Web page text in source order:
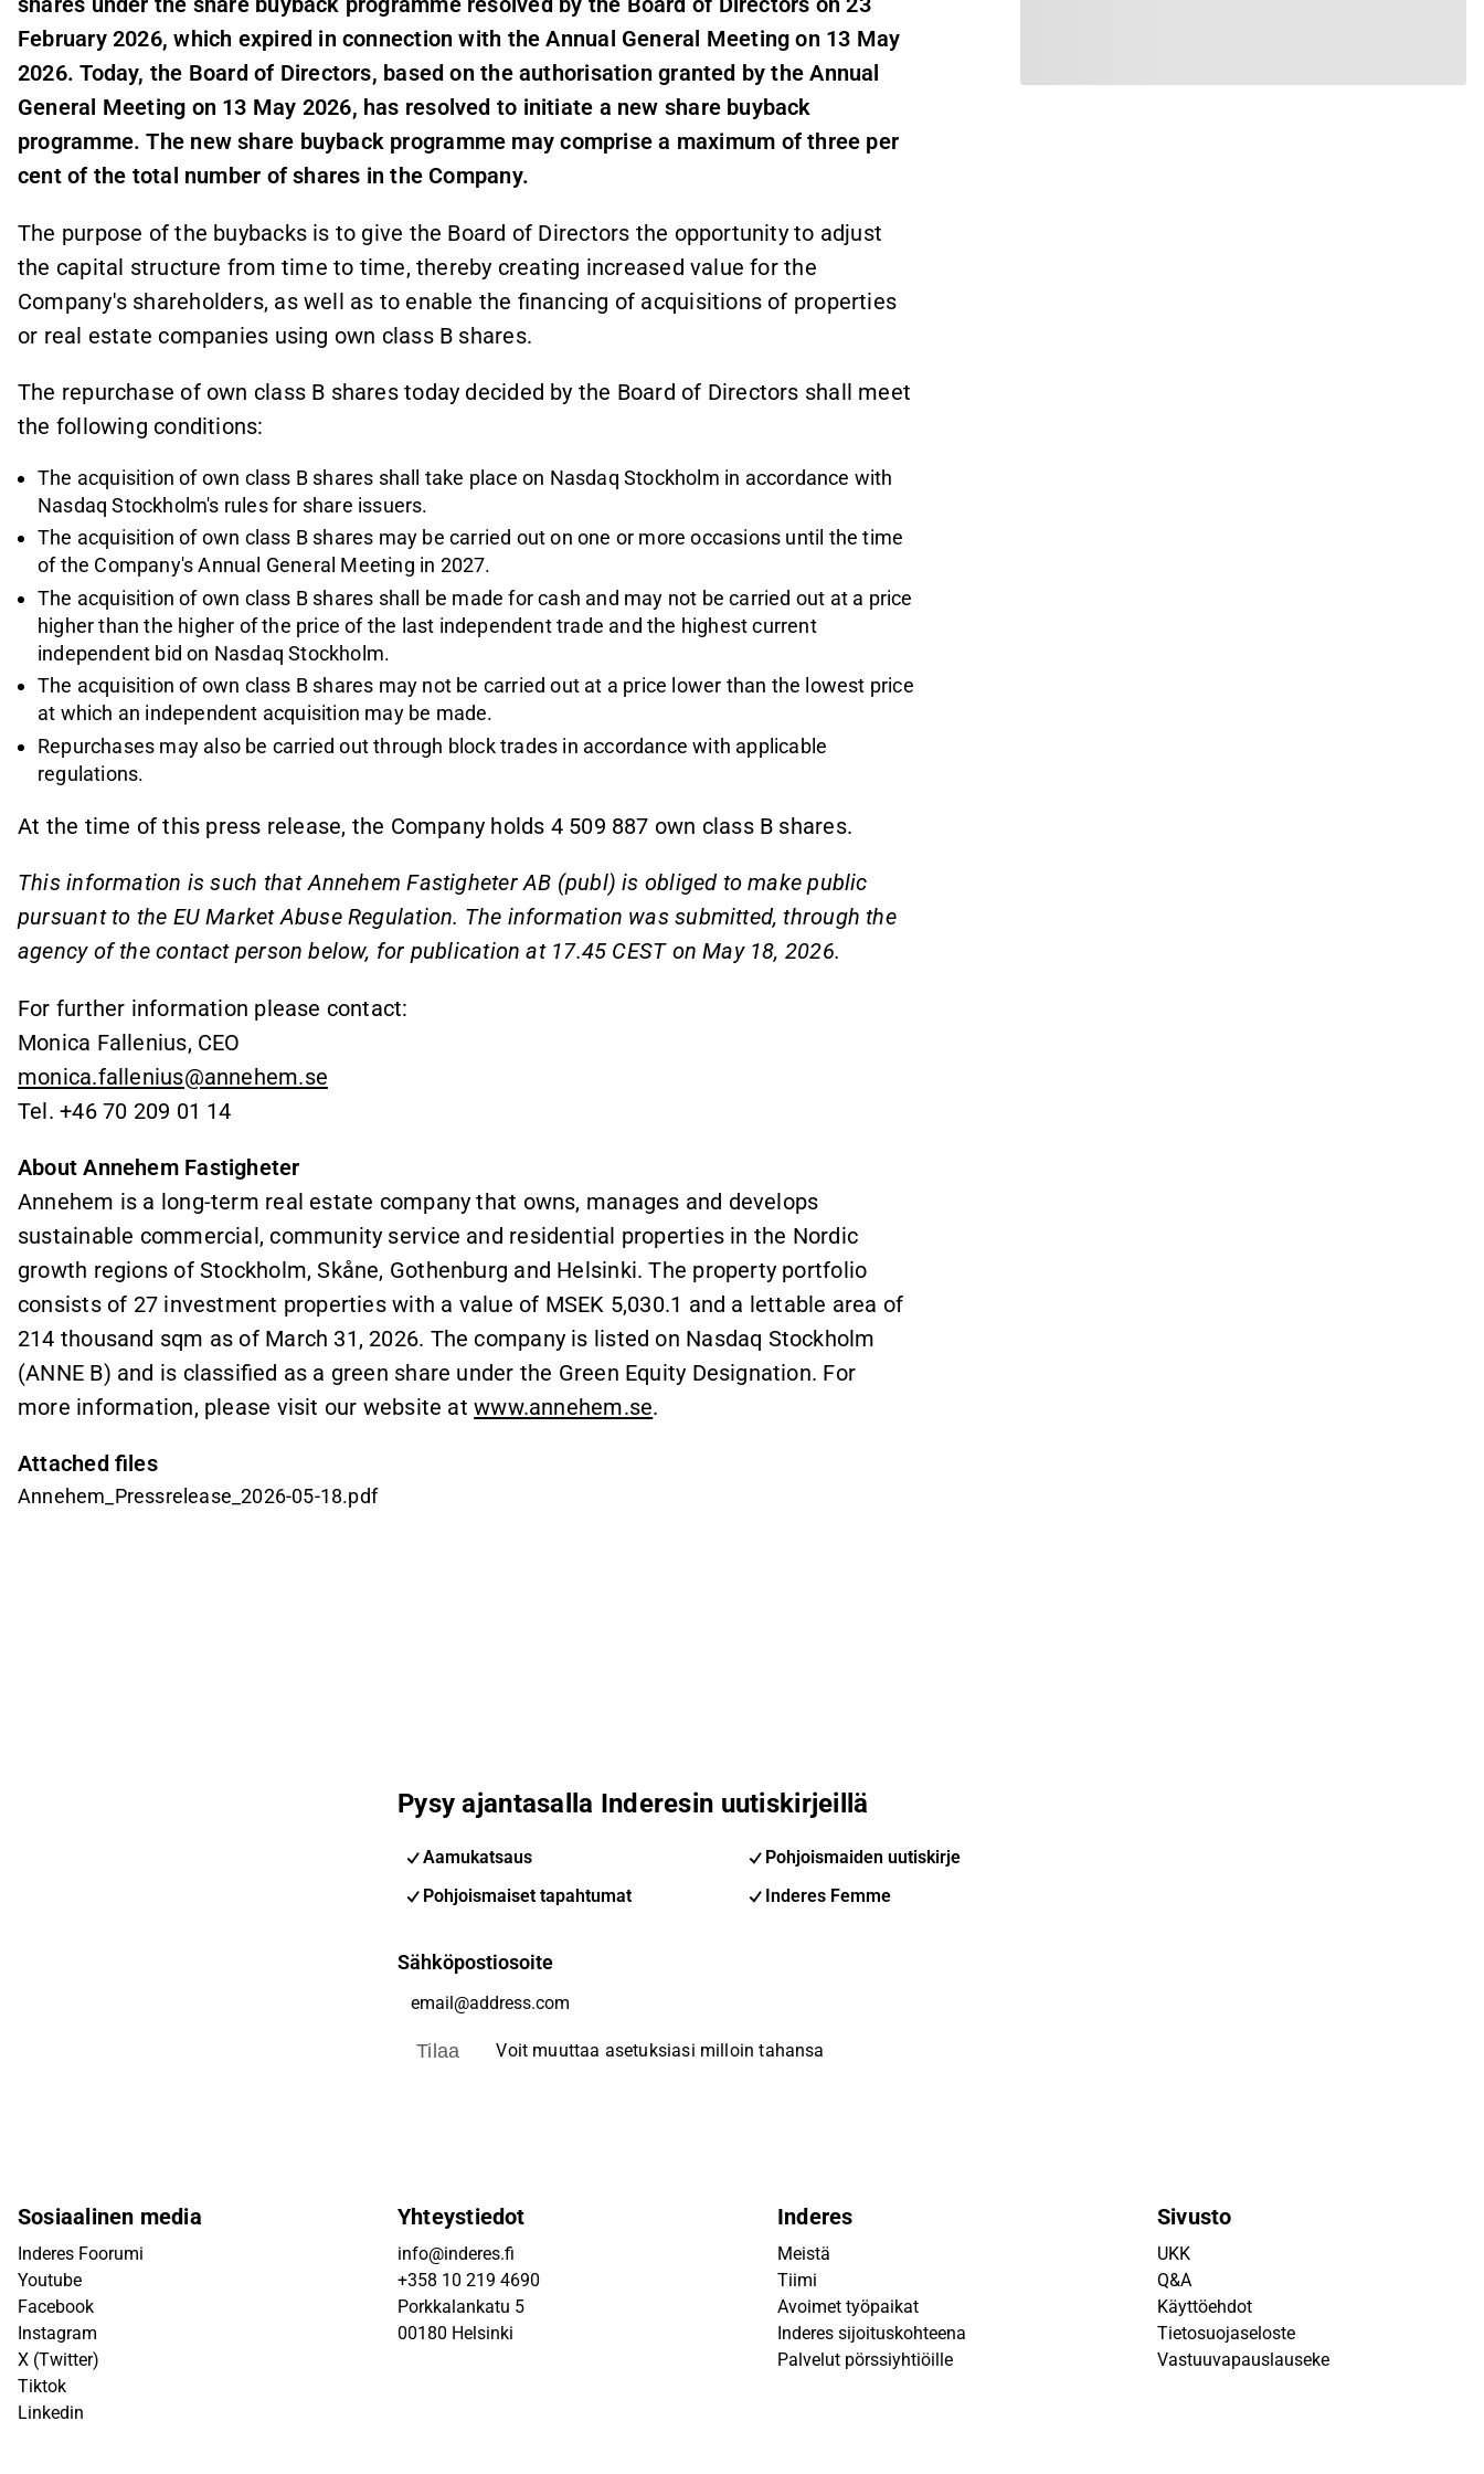
February 2026, which expired in connection with the Annual General Meeting on 13 May
2026. Today, the Board of Directors, based on the authorisation granted by the Annual
General Meeting on 13 May 2026, has resolved to initiate a new share buyback
programme. The new share buyback programme may comprise a maximum of three per
cent of the total number of shares in the Company.
The purpose of the buybacks is to give the Board of Directors the opportunity to adjust
the capital structure from time to time, thereby creating increased value for the
Company's shareholders, as well as to enable the financing of acquisitions of properties
or real estate companies using own class B shares.
The repurchase of own class B shares today decided by the Board of Directors shall meet
the following conditions:
The acquisition of own class B shares shall take place on Nasdaq Stockholm in accordance with
Nasdaq Stockholm's rules for share issuers.
The acquisition of own class B shares may be carried out on one or more occasions until the time
of the Company's Annual General Meeting in 2027.
The acquisition of own class B shares shall be made for cash and may not be carried out at a price
higher than the higher of the price of the last independent trade and the highest current
independent bid on Nasdaq Stockholm.
The acquisition of own class B shares may not be carried out at a price lower than the lowest price
at which an independent acquisition may be made.
Repurchases may also be carried out through block trades in accordance with applicable
regulations.
At the time of this press release, the Company holds 4 509 887 own class B shares.
This information is such that Annehem Fastigheter AB (publ) is obliged to make public
pursuant to the EU Market Abuse Regulation. The information was submitted, through the
agency of the contact person below, for publication at 17.45 CEST on May 18, 2026.
For further information please contact:
Monica Fallenius, CEO
monica.fallenius@annehem.se
Tel. +46 70 209 01 14
About Annehem Fastigheter
Annehem is a long-term real estate company that owns, manages and develops
sustainable commercial, community service and residential properties in the Nordic
growth regions of Stockholm, Skåne, Gothenburg and Helsinki. The property portfolio
consists of 27 investment properties with a value of MSEK 5,030.1 and a lettable area of
214 thousand sqm as of March 31, 2026. The company is listed on Nasdaq Stockholm
(ANNE B) and is classified as a green share under the Green Equity Designation. For
more information, please visit our website atwww.annehem.se.
Attached files
Annehem_Pressrelease_2026-05-18.pdf
Pysy ajantasalla Inderesin uutiskirjeillä
Aamukatsaus
Pohjoismaiden uutiskirje
Pohjoismaiset tapahtumat
Inderes Femme
Sähköpostiosoite
Tilaa Voit muuttaa asetuksiasi milloin tahansa
Sosiaalinen media
Inderes Foorumi
Youtube
Facebook
Instagram
X (Twitter)
Tiktok
Linkedin
Yhteystiedot
info@inderes.fi
+358 10 219 4690
Porkkalankatu 5
00180 Helsinki
Inderes
Meistä
Tiimi
Avoimet työpaikat
Inderes sijoituskohteena
Palvelut pörssiyhtiöille
Sivusto
UKK
Q&A
Käyttöehdot
Tietosuojaseloste
Vastuuvapauslauseke